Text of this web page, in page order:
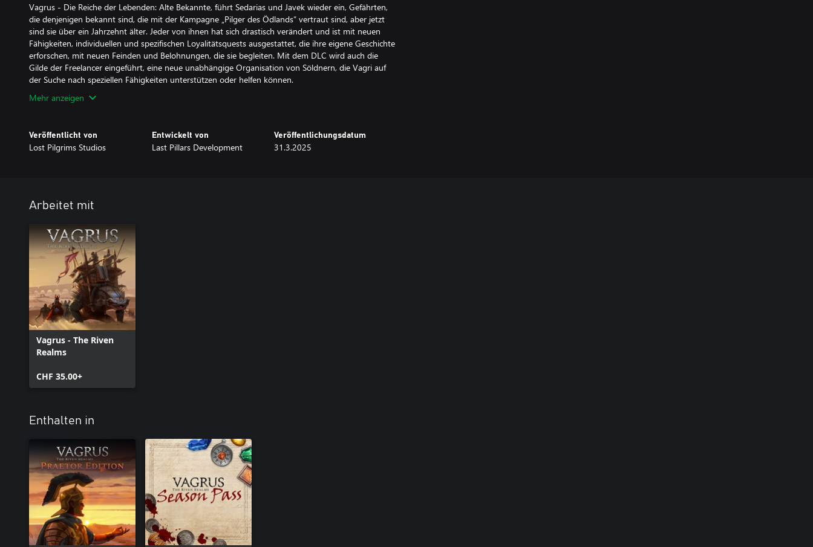
Vagrus - Die Reiche der Lebenden: Alte Bekannte, führt Sedarias und Javek wieder ein, Gefährten,
die denjenigen bekannt sind, die mit der Kampagne „Pilger des Ödlands“ vertraut sind, aber jetzt
sind sie über ein Jahrzehnt älter. Jeder von ihnen hat sich drastisch verändert und ist mit neuen
Fähigkeiten, individuellen und spezifischen Loyalitätsquests ausgestattet, die ihre eigene Geschichte
erforschen, mit neuen Feinden und Belohnungen, die sie begleiten. Mit dem DLC wird auch die
Gilde der Freelancer eingeführt, eine neue unabhängige Organisation von Söldnern, die Vagri auf
der Suche nach speziellen Fähigkeiten unterstützen oder helfen können.
Mehr anzeigen
Veröffentlicht von
Lost Pilgrims Studios
Entwickelt von
Last Pillars Development
Veröffentlichungsdatum
31.3.2025
Arbeitet mit
Vagrus - The Riven
Realms
CHF 35.00+
Enthalten in